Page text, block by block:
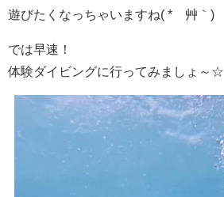
遊びたくなっちゃいますね( *´艸｀)
では早速！
体験ダイビングに行ってみましょ～☆